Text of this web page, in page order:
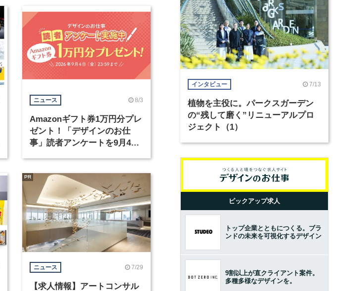
ニュース 8/3
Amazonギフト券1万円分プレ
ゼント！「デザインのお仕
事」読者アンケートを9月4日
ニュース 7/29
【求人情報】アートコンサル
PR
インタビュー 7/13
植物を主役に。パークスガーデン
の“残して磨く”リニューアルプロ
ジェクト（1）
ピックアップ求人
トップ企業とともにつくる。ブラ
ンドの未来を可視化するデザイン
9割以上が直クライアント案件。
多種多様なデザインを。